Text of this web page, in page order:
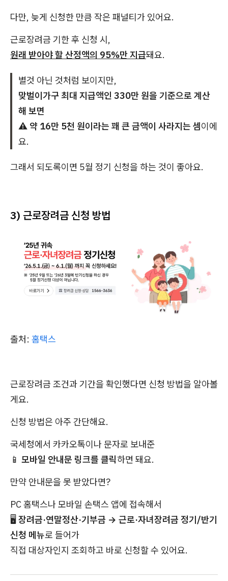
다만, 늦게 신청한 만큼 작은 패널티가 있어요.
근로장려금 기한 후 신청 시,
원래 받아야 할 산정액의 95%만 지급돼요.
별것 아닌 것처럼 보이지만,
맞벌이가구 최대 지급액인 330만 원을 기준으로 계산
해 보면
⚠️ 약 16만 5천 원이라는 꽤 큰 금액이 사라지는 셈이에
요.
그래서 되도록이면 5월 정기 신청을 하는 것이 좋아요.
3) 근로장려금 신청 방법
출처: 홈택스
근로장려금 조건과 기간을 확인했다면 신청 방법을 알아볼
게요.
신청 방법은 아주 간단해요.
국세청에서 카카오톡이나 문자로 보내준
📱 모바일 안내문 링크를 클릭하면 돼요.
만약 안내문을 못 받았다면?
PC 홈택스나 모바일 손택스 앱에 접속해서
🖥️ 장려금·연말정산·기부금 → 근로·자녀장려금 정기/반기
신청 메뉴로 들어가
직접 대상자인지 조회하고 바로 신청할 수 있어요.